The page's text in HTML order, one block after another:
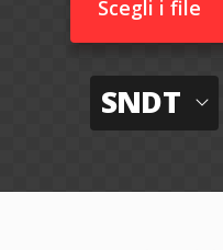
Scegli i file
SNDT